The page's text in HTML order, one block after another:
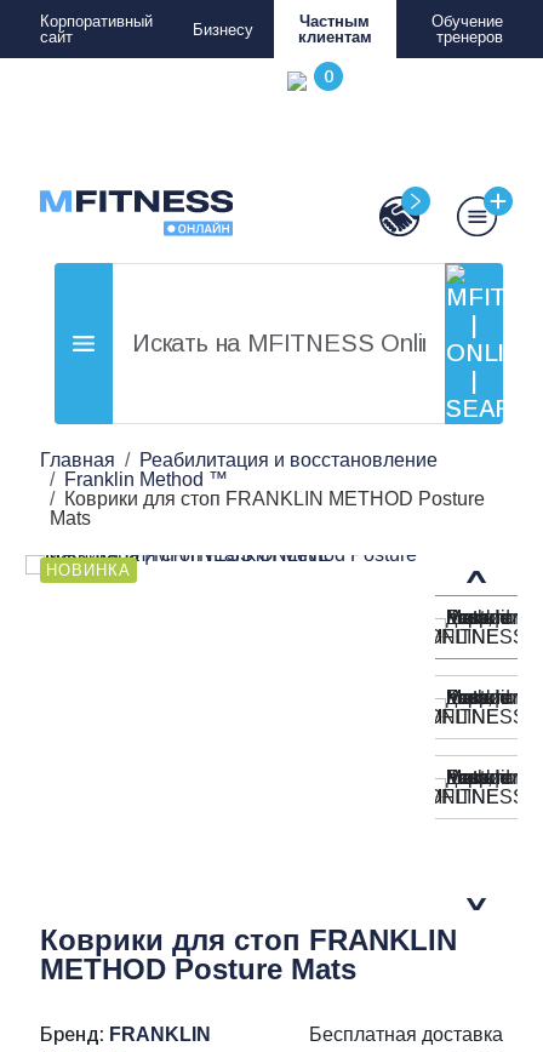
Корпоративный
сайт
Бизнесу
Частным
клиентам
Обучение
тренеров
Главная
Реабилитация и восстановление
Franklin Method ™
Коврики для стоп FRANKLIN METHOD Posture
Mats
НОВИНКА
Коврики для стоп FRANKLIN
METHOD Posture Mats
Бренд: FRANKLIN
Бесплатная доставка